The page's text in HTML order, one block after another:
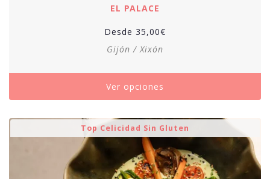
EL PALACE
Desde 35,00€
Gijón / Xixón
Ver opciones
Top Celicidad Sin Gluten